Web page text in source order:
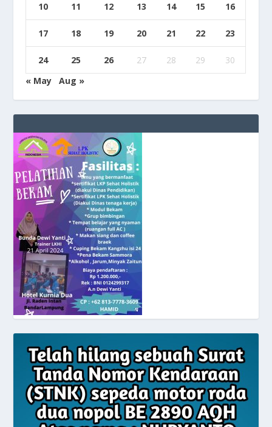
10 11 12 13 14 15 16
17 18 19 20 21 22 23
24 25 26 27 28 29
30
« May
Aug »